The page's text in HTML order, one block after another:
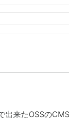
来たOSSの